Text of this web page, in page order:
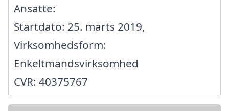
Ansatte:
Startdato: 25. marts 2019,
Virksomhedsform:
Enkeltmandsvirksomhed
CVR: 40375767